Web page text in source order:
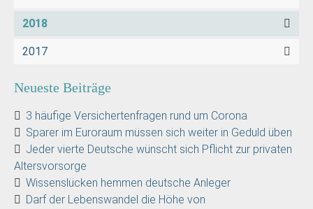
2018
2017
Neueste Beiträge
3 häufige Versichertenfragen rund um Corona
Sparer im Euroraum müssen sich weiter in Geduld üben
Jeder vierte Deutsche wünscht sich Pflicht zur privaten
Altersvorsorge
Wissenslücken hemmen deutsche Anleger
Darf der Lebenswandel die Höhe von